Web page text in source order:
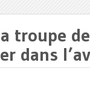
troupe
dans